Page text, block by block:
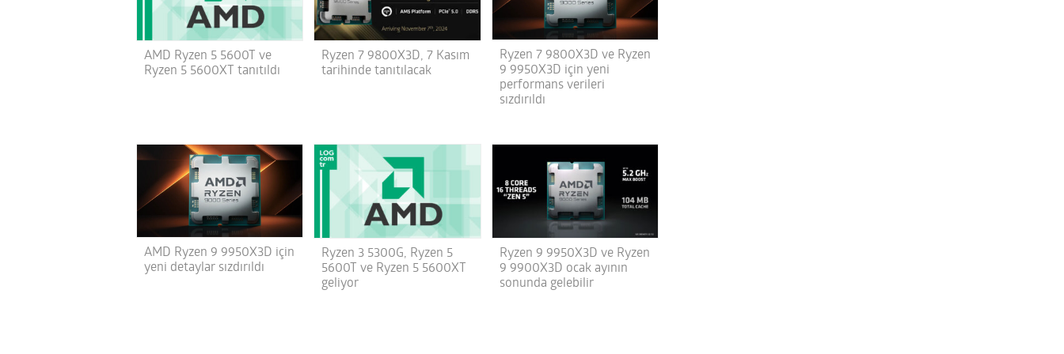
AMD Ryzen 5 5600T ve
Ryzen 5 5600XT tanıtıldı
Ryzen 7 9800X3D, 7 Kasım
tarihinde tanıtılacak
Ryzen 7 9800X3D ve Ryzen
9 9950X3D için yeni
performans verileri
sızdırıldı
AMD Ryzen 9 9950X3D için
yeni detaylar sızdırıldı
Ryzen 3 5300G, Ryzen 5
5600T ve Ryzen 5 5600XT
geliyor
Ryzen 9 9950X3D ve Ryzen
9 9900X3D ocak ayının
sonunda gelebilir